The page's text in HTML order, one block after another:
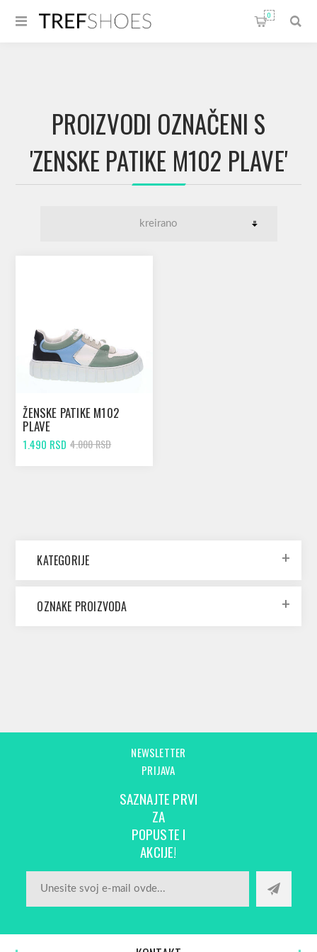
0
PROIZVODI OZNAČENI S
'ZENSKE PATIKE M102 PLAVE'
ŽENSKE PATIKE M102
PLAVE
1.490 RSD 4.000 RSD
KATEGORIJE
OZNAKE PROIZVODA
NEWSLETTER
PRIJAVA
SAZNAJTE PRVI
ZA
POPUSTE I
AKCIJE!